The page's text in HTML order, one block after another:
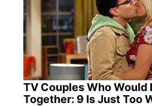
TV Couples Who Would
Together: 9 Is Just Too